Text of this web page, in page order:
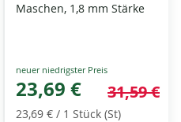
Maschen, 1,8 mm Stärke
Special
Price
23,69 € 31,59 €
23,69 € / 1 Stück (St)